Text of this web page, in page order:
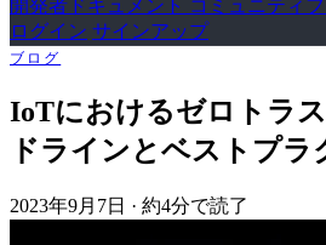
開発者ドキュメント コミュニティ
ログイン サインアップ
ブログ
IoTにおけるゼロトラ
ドラインとベストプラ
2023年9月7日 · 約4分で読了